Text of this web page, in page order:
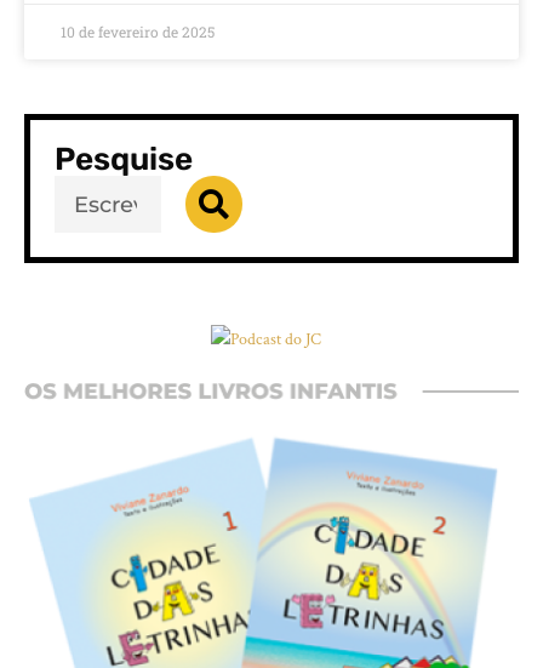
10 de fevereiro de 2025
Pesquise